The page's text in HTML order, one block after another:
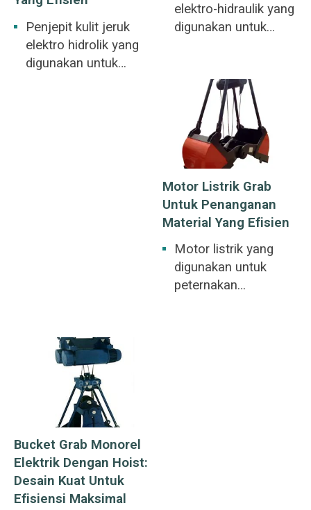
Penjepit kulit jeruk
elektro hidrolik yang
digunakan untuk
elektro-hidraulik yang
digunakan untuk
listrik, pembuangan
besi tua dan baterai
lama. Material curah
tidak beraturan
seperti besi tua, besi
kasar, batu.
Motor Listrik Grab
Untuk Penanganan
Material Yang Efisien
Motor listrik yang
digunakan untuk
peternakan
Bucket Grab Monorel
Elektrik Dengan Hoist:
Desain Kuat Untuk
Efisiensi Maksimal